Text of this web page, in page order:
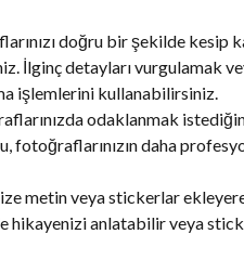
doğru bir şekilde kesip
İlginç detayları vurgulamak
işlemlerini kullanabilirsiniz.
odaklanmak
fotoğraflarınızın daha
metin veya stickerlar
anlatabilir veya